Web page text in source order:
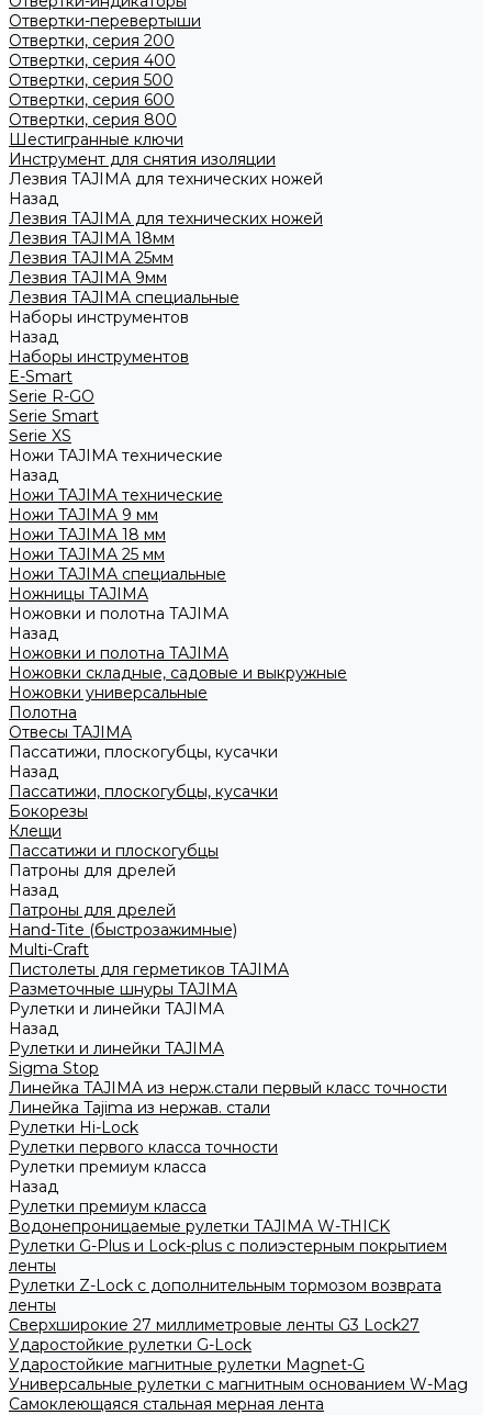
Отвертки-перевертыши
Отвертки, серия 200
Отвертки, серия 400
Отвертки, серия 500
Отвертки, серия 600
Отвертки, серия 800
Шестигранные ключи
Инструмент для снятия изоляции
Лезвия TAJIMA для технических ножей
Назад
Лезвия TAJIMA для технических ножей
Лезвия TAJIMA 18мм
Лезвия TAJIMA 25мм
Лезвия TAJIMA 9мм
Лезвия TAJIMA специальные
Наборы инструментов
Назад
Наборы инструментов
E-Smart
Serie R-GO
Serie Smart
Serie XS
Ножи TAJIMA технические
Назад
Ножи TAJIMA технические
Ножи TAJIMA 9 мм
Ножи TAJIMA 18 мм
Ножи TAJIMA 25 мм
Ножи TAJIMA специальные
Ножницы TAJIMA
Ножовки и полотна TAJIMA
Назад
Ножовки и полотна TAJIMA
Ножовки складные, садовые и выкружные
Ножовки универсальные
Полотна
Отвесы TAJIMA
Пассатижи, плоскогубцы, кусачки
Назад
Пассатижи, плоскогубцы, кусачки
Бокорезы
Клещи
Пассатижи и плоскогубцы
Патроны для дрелей
Назад
Патроны для дрелей
Hand-Tite (быстрозажимные)
Multi-Craft
Пистолеты для герметиков TAJIMA
Разметочные шнуры TAJIMA
Рулетки и линейки TAJIMA
Назад
Рулетки и линейки TAJIMA
Sigma Stop
Линейка TAJIMA из нерж.стали первый класс точности
Линейка Tajima из нержав. стали
Рулетки Hi-Lock
Рулетки первого класса точности
Рулетки премиум класса
Назад
Рулетки премиум класса
Водонепроницаемые рулетки TAJIMA W-THICK
Рулетки G-Plus и Lock-plus с полиэстерным покрытием
ленты
Рулетки Z-Lock с дополнительным тормозом возврата
ленты
Сверхширокие 27 миллиметровые ленты G3 Lock27
Ударостойкие рулетки G-Lock
Ударостойкие магнитные рулетки Magnet-G
Универсальные рулетки с магнитным основанием W-Mag
Самоклеющаяся стальная мерная лента